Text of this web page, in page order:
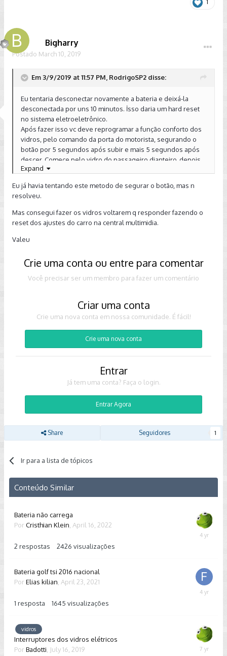
Enviado de meu SM-G9650 usando o Tapatalk
1
Bigharry
Postado March 10, 2019
Em 3/9/2019 at 11:57 PM, RodrigoSP2 disse:
Eu tentaria desconectar novamente a bateria e deixá-la
desconectada por uns 10 minutos. İsso daria um hard reset
no sistema eletroeletrônico.
Após fazer isso vc deve reprogramar a função conforto dos
vidros, pelo comando da porta do motorista, segurando o
botão por 5 segundos após subir e mais 5 segundos após
descer. Comece pelo vidro do passageiro dianteiro, depois
vai seguindo sentido horário e por último o do motorista.
Enviado de meu Mi A2 usando o Tapatalk
Expand
Eu já havia tentando este metodo de segurar o botão, mas n
resolveu.
Mas consegui fazer os vidros voltarem q responder fazendo o
reset dos ajustes do carro na central multimidia.
Valeu
Crie uma conta ou entre para comentar
Você precisar ser um membro para fazer um comentário
Criar uma conta
Crie uma nova conta em nossa comunidade. É fácil!
Crie uma nova conta
Entrar
Já tem uma conta? Faça o login.
Entrar Agora
Share Seguidores 1
Ir para a lista de tópicos
Conteúdo Similar
Bateria não carrega
Por Cristhian Klein April 16, 2022
2 respostas 2426 visualizações
April
Bateria golf tsi 2016 nacional
Por Elias kilian April 23, 2021
1 resposta 1645 visualizações
June
vidros
Interruptores dos vidros elétricos
Por Badotti July 16, 2019
July